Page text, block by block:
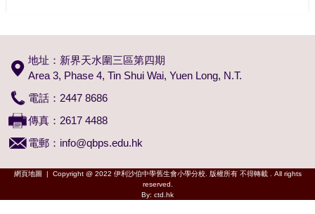
地址：新界天水圍三區第四期
Area 3, Phase 4, Tin Shui Wai, Yuen Long, N.T.
電話：2447 8686
傳真：2617 4488
電郵： info@qbps.edu.hk
網頁地圖 | Copyright @ 2022 伊利沙伯中學舊生會小學分校. 版權所有 不得轉載 . All rights
reserved.
By: ctd.hk